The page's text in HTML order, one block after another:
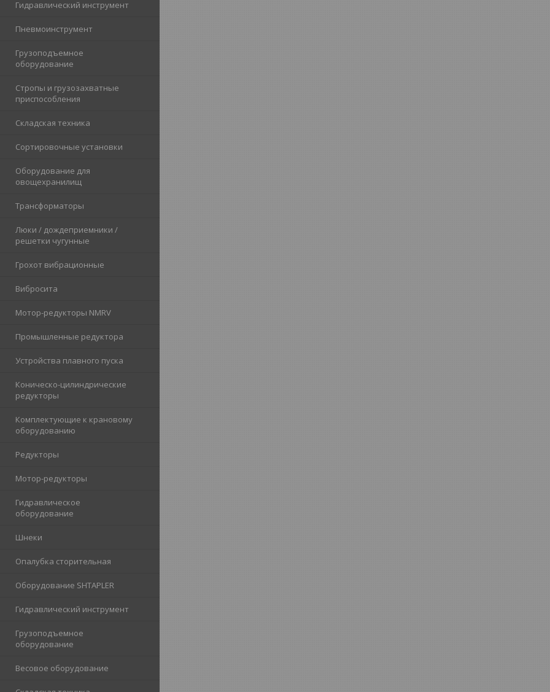
Гидравлический инструмент
Пневмоинструмент
Грузоподъемное
оборудование
Стропы и грузозахватные
приспособления
Складская техника
Сортировочные установки
Оборудование для
овощехранилищ
Трансформаторы
Люки / дождеприемники /
решетки чугунные
Грохот вибрационные
Вибросита
Мотор-редукторы NMRV
Промышленные редуктора
Устройства плавного пуска
Коническо-цилиндрические
редукторы
Комплектующие к крановому
оборудованию
Редукторы
Мотор-редукторы
Гидравлическое
оборудование
Шнеки
Опалубка сторительная
Оборудование SHTAPLER
Гидравлический инструмент
Грузоподъемное
оборудование
Весовое оборудование